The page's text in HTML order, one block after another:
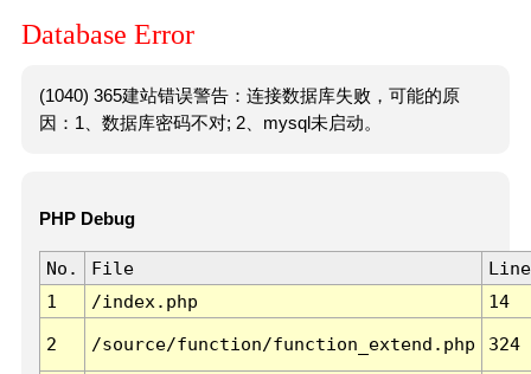
Database Error
(1040) 365建站错误警告：连接数据库失败，可能的原
因：1、数据库密码不对; 2、mysql未启动。
PHP Debug
No. File
Line
1
/index.php 14
2 /source/function/function_extend.php 324